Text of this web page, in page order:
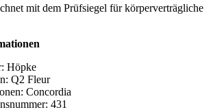
mit dem Prüfsiegel für körperverträgliche
Höpke
Q2 Fleur
Concordia
431